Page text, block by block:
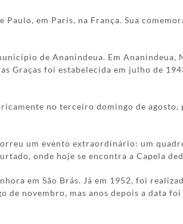
em Paris, na França. Sua
de Ananindeua. Em Ananindeua,
Graças foi estabelecida em julho de
no terceiro domingo de
um evento extraordinário: um
onde hoje se encontra a Capela
em São Brás. Já em 1952, foi
novembro, mas anos depois a data